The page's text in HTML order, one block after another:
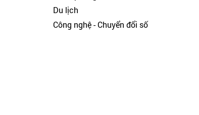
Du lịch
Công nghệ - Chuyển đổi số